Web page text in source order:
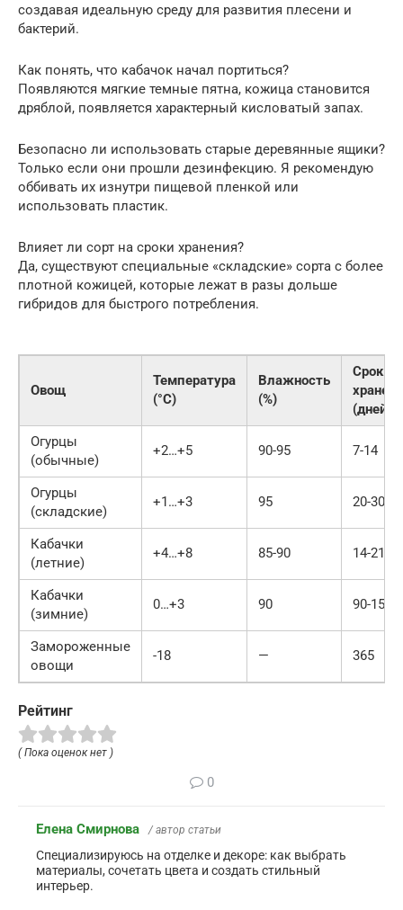
создавая идеальную среду для развития плесени и
бактерий.
Как понять, что кабачок начал портиться?
Появляются мягкие темные пятна, кожица становится
дряблой, появляется характерный кисловатый запах.
Безопасно ли использовать старые деревянные ящики?
Только если они прошли дезинфекцию. Я рекомендую
оббивать их изнутри пищевой пленкой или
использовать пластик.
Влияет ли сорт на сроки хранения?
Да, существуют специальные «складские» сорта с более
плотной кожицей, которые лежат в разы дольше
гибридов для быстрого потребления.
Овощ
Температура
(°C)
Влажность
(%)
Срок
(дней)
Огурцы
(обычные)
+2…+5 90-95 7-14
Огурцы
(складские)
+1…+3 95 20-30
Кабачки
(летние)
+4…+8 85-90 14-21
Кабачки
(зимние)
0…+3 90 90-150
Замороженные
овощи
-18 — 365
Рейтинг
( Пока оценок нет )
0
Елена Смирнова / автор статьи
Специализируюсь на отделке и декоре: как выбрать
материалы, сочетать цвета и создать стильный
интерьер.